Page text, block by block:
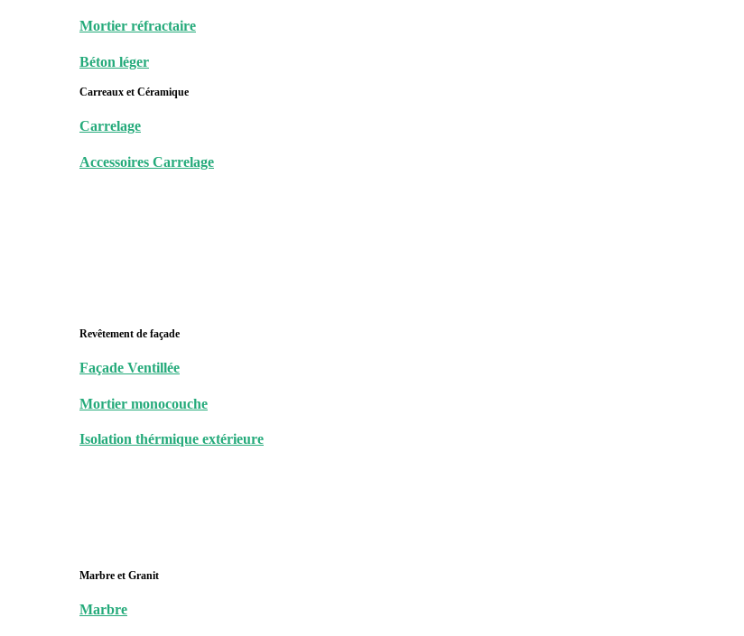
Mortier réfractaire
Béton léger
Carreaux et Céramique
Carrelage
Accessoires Carrelage
Revêtement de façade
Façade Ventillée
Mortier monocouche
Isolation thérmique extérieure
Marbre et Granit
Marbre